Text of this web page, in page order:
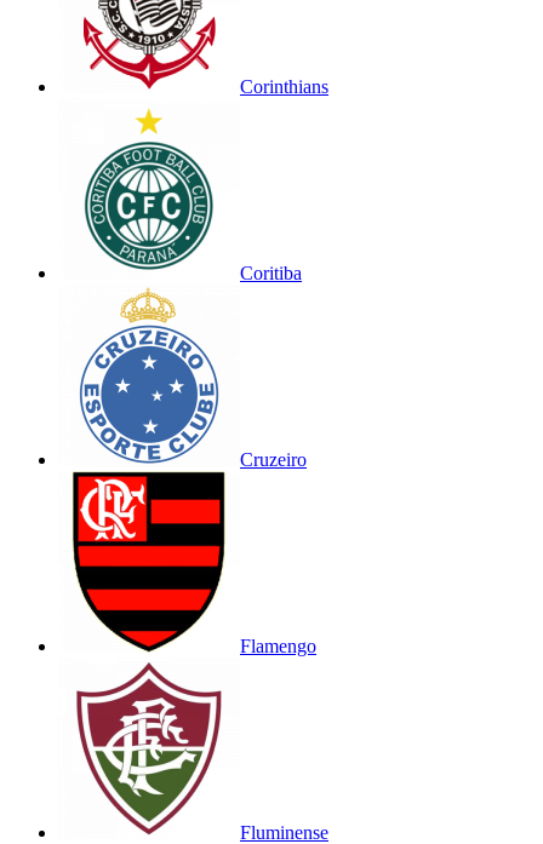
Corinthians
Coritiba
Cruzeiro
Flamengo
Fluminense